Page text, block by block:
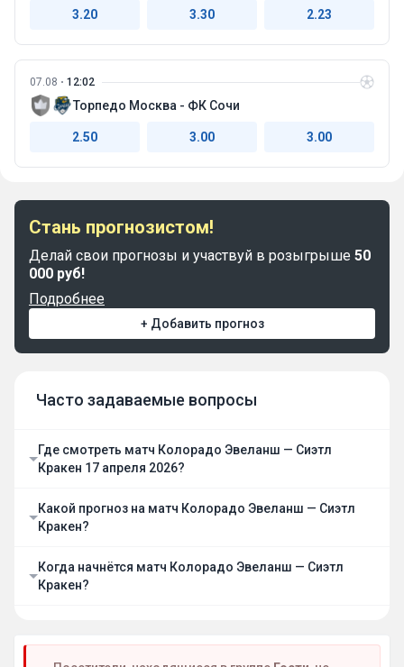
3.20 3.30 2.23
07.08 12:02
Торпедо Москва - ФК Сочи
2.50 3.00 3.00
Стань прогнозистом!
Делай свои прогнозы и участвуй в розыгрыше 50
000 руб!
Подробнее
+ Добавить прогноз
Часто задаваемые вопросы
Где смотреть матч Колорадо Эвеланш — Сиэтл
Кракен 17 апреля 2026?
Какой прогноз на матч Колорадо Эвеланш — Сиэтл
Кракен?
Когда начнётся матч Колорадо Эвеланш — Сиэтл
Кракен?